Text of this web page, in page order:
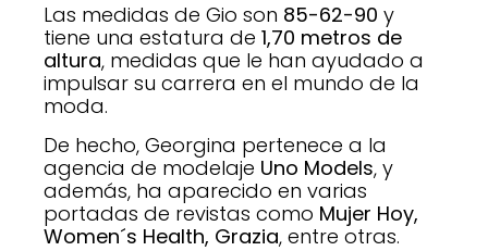
Las medidas de Gio son 85-62-90 y
tiene una estatura de 1,70 metros de
altura, medidas que le han ayudado a
impulsar su carrera en el mundo de la
moda.
De hecho, Georgina pertenece a la
agencia de modelaje Uno Models, y
además, ha aparecido en varias
portadas de revistas como Mujer Hoy,
Women´s Health, Grazia, entre otras.